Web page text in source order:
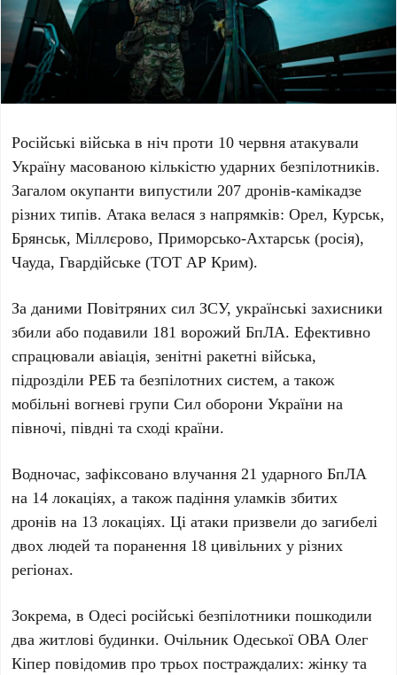
Російські війська в ніч проти 10 червня атакували
Україну масованою кількістю ударних безпілотників.
Загалом окупанти випустили207 дронів-камікадзе
різних типів. Атака велася з напрямків:Орел, Курськ,
Брянськ, Міллєрово, Приморсько-Ахтарськ (росія),
Чауда, Гвардійське (ТОТ АР Крим).
За данимиПовітряних сил ЗСУ, українські захисники
збили або подавили 181 ворожий БпЛА. Ефективно
спрацювали авіація, зенітні ракетні війська,
підрозділи РЕБ та безпілотних систем, а також
мобільні вогневі групиСил оборони України на
півночі, півдні та сході країни.
Водночас, зафіксовано влучання21 ударного БпЛА
на 14 локаціях, а також падіння уламків збитих
дронів на 13 локаціях. Ці атаки призвели до загибелі
двох людей та поранення 18 цивільних у різних
регіонах.
Зокрема, вОдесі російські безпілотники пошкодили
два житлові будинки. ОчільникОдеської ОВА Олег
Кіпер повідомив протрьох постраждалих: жінку та